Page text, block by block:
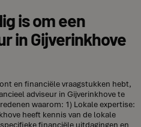
is om een
in Gijverinkhove
en financiële vraagstukken hebt,
adviseur in Gijverinkhove te
waarom: 1) Lokale expertise:
heeft kennis van de lokale
financiële uitdagingen en